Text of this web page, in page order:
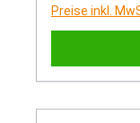
Preise inkl.